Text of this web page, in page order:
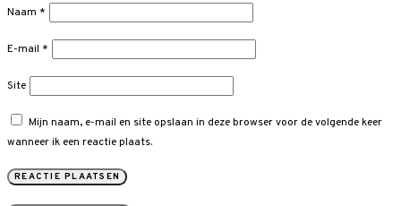
Naam *
E-mail *
Site
Mijn naam, e-mail en site opslaan in deze browser voor de volgende keer
wanneer ik een reactie plaats.